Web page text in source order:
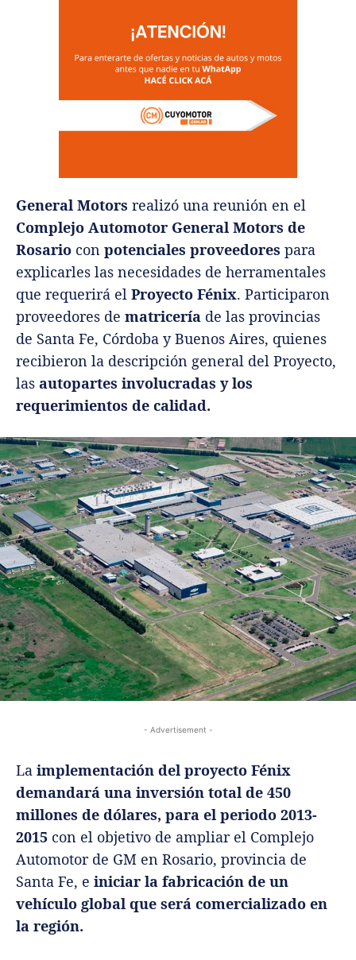
General Motors realizó una reunión en el
Complejo Automotor General Motors de
Rosario con potenciales proveedores para
explicarles las necesidades de herramentales
que requerirá el Proyecto Fénix. Participaron
proveedores de matricería de las provincias
de Santa Fe, Córdoba y Buenos Aires, quienes
recibieron la descripción general del Proyecto,
las autopartes involucradas y los
requerimientos de calidad.
- Advertisement -
La implementación del proyecto Fénix
demandará una inversión total de 450
millones de dólares, para el periodo 2013-
2015 con el objetivo de ampliar el Complejo
Automotor de GM en Rosario, provincia de
Santa Fe, e iniciar la fabricación de un
vehículo global que será comercializado en
la región.